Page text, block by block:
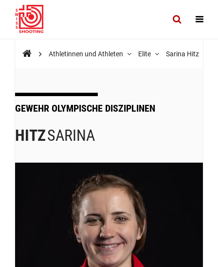
Athletinnen und Athleten Elite Sarina Hitz
GEWEHR OLYMPISCHE DISZIPLINEN
HITZSARINA